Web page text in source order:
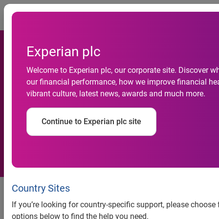
Experian plc
Welcome to Experian plc, our corporate site. Discover
our financial performance, how we improve financial
vibrant culture, latest news, awards and much more.
Continue to Experian plc site
Country Sites
If you’re looking for country-specific support, please choose
options below to find the help you need.
Consumidores devem
comunicar a Serasa Experian
sobre o roubo ou perda de
documentos no feriado de
Dia do Trabalho
Consumidores devem comunicar
a Serasa Experian sobre o roubo